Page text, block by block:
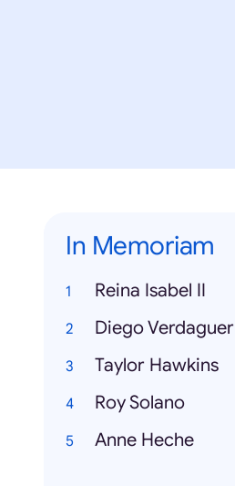
In Memoriam
Reina Isabel II
Diego Verdaguer
Taylor Hawkins
Roy Solano
Anne Heche